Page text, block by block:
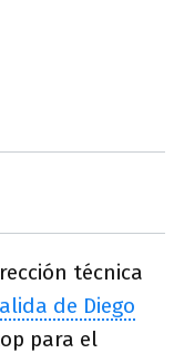
técnica
de Diego
para el